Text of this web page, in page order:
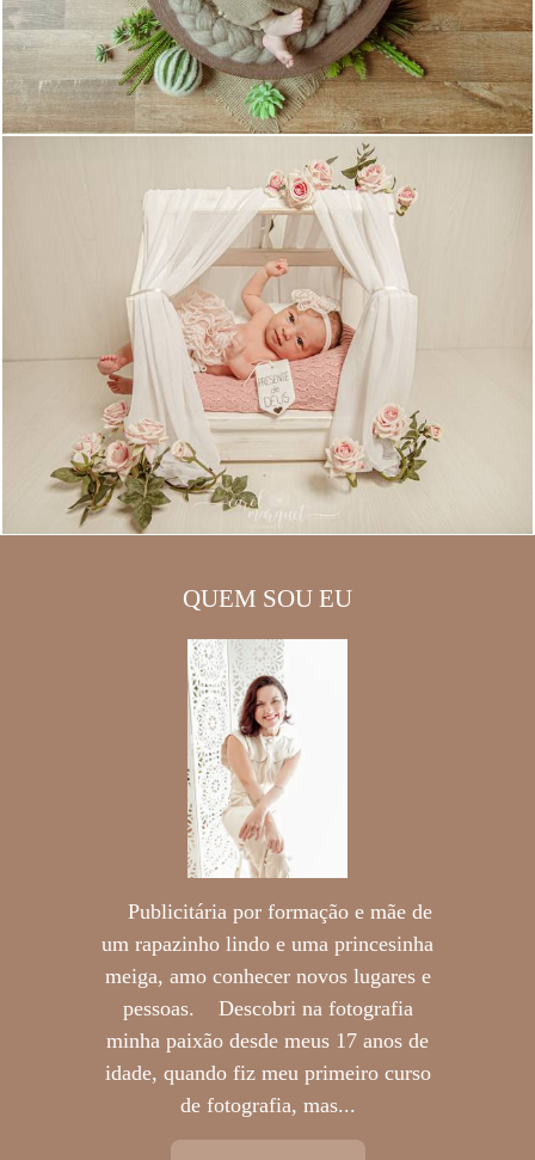
QUEM SOU EU
Publicitária por formação e mãe de
um rapazinho lindo e uma princesinha
meiga, amo conhecer novos lugares e
pessoas. Descobri na fotografia
minha paixão desde meus 17 anos de
idade, quando fiz meu primeiro curso
de fotografia, mas...